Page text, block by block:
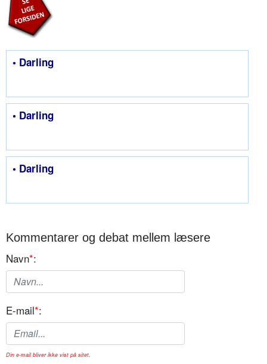
• Darling
• Darling
• Darling
Kommentarer og debat mellem læsere
Navn*:
E-mail*:
Din e-mail bliver ikke vist på sitet.